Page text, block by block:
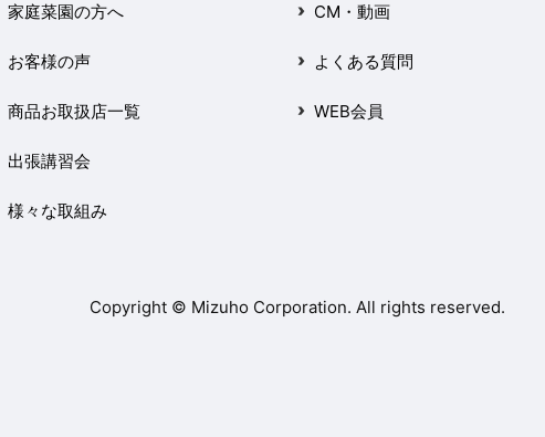
家庭菜園の方へ
お客様の声
商品お取扱店一覧
出張講習会
様々な取組み
CM・動画
よくある質問
WEB会員
Copyright © Mizuho Corporation. All rights reserved.